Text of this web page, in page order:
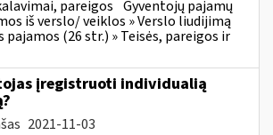
pareigos Gyventojų pajamų
iš verslo/ veiklos » Verslo liudijimą
pajamos (26 str.) » Teisės, pareigos ir
įregistruoti individualią
2021-11-03